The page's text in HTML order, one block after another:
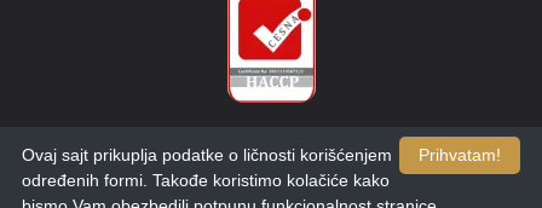
Prihvatam!
Ovaj sajt prikuplja podatke o ličnosti korišćenjem
određenih formi. Takođe koristimo kolačiće kako